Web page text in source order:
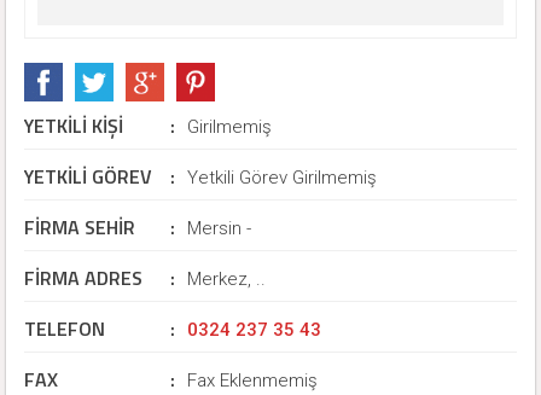
YETKİLİ KİŞİ : Girilmemiş
YETKİLİ GÖREV : Yetkili Görev Girilmemiş
FİRMA SEHİR : Mersin -
FİRMA ADRES : Merkez, ..
TELEFON : 0324 237 35 43
FAX : Fax Eklenmemiş